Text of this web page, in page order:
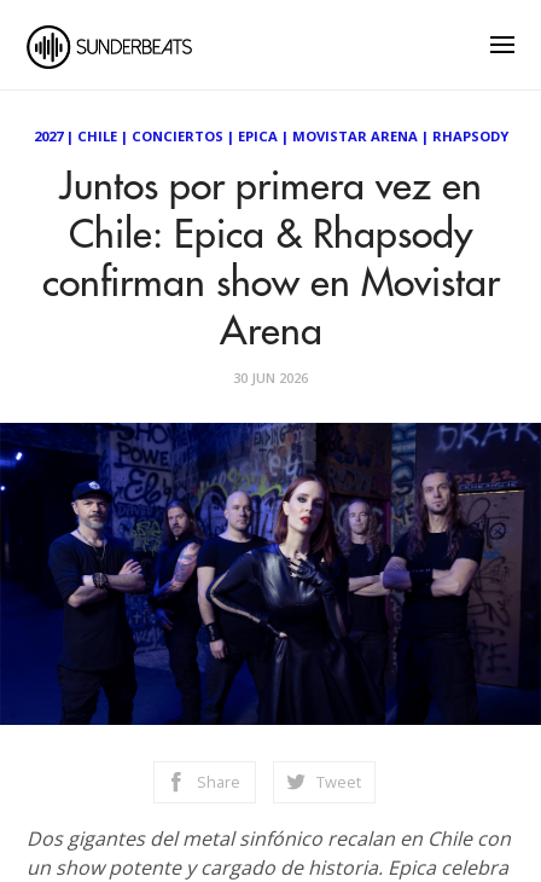
2027| CHILE| CONCIERTOS | EPICA| MOVISTAR ARENA| RHAPSODY
Juntos por primera vez en
Chile: Epica & Rhapsody
confirman show en Movistar
Arena
30 JUN 2026
Share Tweet
Dos gigantes del metal sinfónico recalan en Chile con
un show potente y cargado de historia. Epica celebra